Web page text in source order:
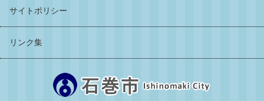
サイトポリシー
リンク集